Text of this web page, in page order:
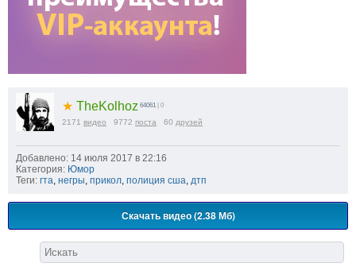
★ TheKolhoz 64061 | 0
2171 видео 9772 поста 60 друзей
Добавлено: 14 июля 2017 в 22:16
Категория: Юмор
Теги: гта, негры, прикол, полиция сша, дтп
Скачать видео (2.38 Мб)